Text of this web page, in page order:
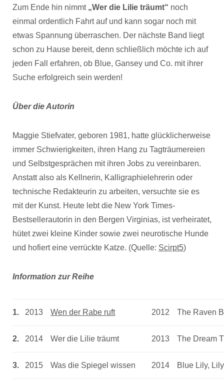
Zum Ende hin nimmt „Wer die Lilie träumt“ noch
einmal ordentlich Fahrt auf und kann sogar noch mit
etwas Spannung überraschen. Der nächste Band liegt
schon zu Hause bereit, denn schließlich möchte ich auf
jeden Fall erfahren, ob Blue, Gansey und Co. mit ihrer
Suche erfolgreich sein werden!
Über die Autorin
Maggie Stiefvater, geboren 1981, hatte glücklicherweise
immer Schwierigkeiten, ihren Hang zu Tagträumereien
und Selbstgesprächen mit ihren Jobs zu vereinbaren.
Anstatt also als Kellnerin, Kalligraphielehrerin oder
technische Redakteurin zu arbeiten, versuchte sie es
mit der Kunst. Heute lebt die New York Times-
Bestsellerautorin in den Bergen Virginias, ist verheiratet,
hütet zwei kleine Kinder sowie zwei neurotische Hunde
und hofiert eine verrückte Katze. (Quelle: Scirpt5)
Information zur Reihe
1. 2013 Wen der Rabe ruft 2012 The Raven
2. 2014 Wer die Lilie träumt 2013 The Dream
3. 2015 Was die Spiegel wissen 2014 Blue Lily,